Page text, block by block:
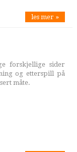
les mer »
forskjellige sider
og etterspill på
måte.